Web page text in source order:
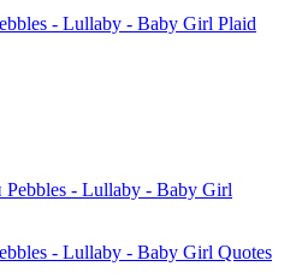
- Lullaby - Baby Girl Plaid
- Lullaby - Baby Girl Quotes